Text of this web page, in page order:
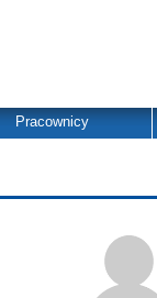
Pracownicy